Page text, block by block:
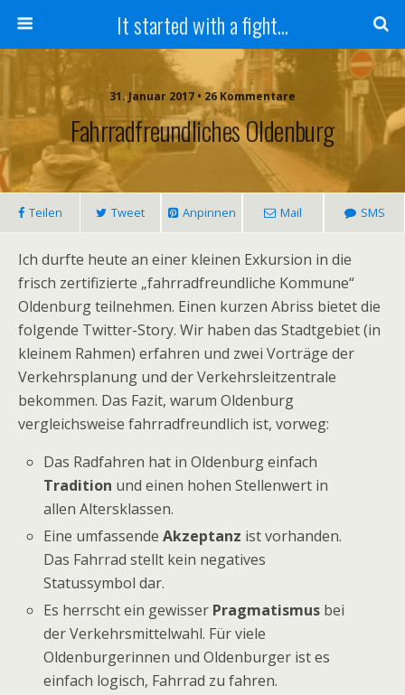
It started with a fight...
31. Januar 2017 • 26 Kommentare
Fahrradfreundliches Oldenburg
Teilen Tweet Anpinnen Mail SMS
Ich durfte heute an einer kleinen Exkursion in die
frisch zertifizierte „fahrradfreundliche Kommune“
Oldenburg teilnehmen. Einen kurzen Abriss bietet die
folgende Twitter-Story. Wir haben das Stadtgebiet (in
kleinem Rahmen) erfahren und zwei Vorträge der
Verkehrsplanung und der Verkehrsleitzentrale
bekommen. Das Fazit, warum Oldenburg
vergleichsweise fahrradfreundlich ist, vorweg:
Das Radfahren hat in Oldenburg einfach
Tradition und einen hohen Stellenwert in
allen Altersklassen.
Eine umfassendeAkzeptanz ist vorhanden.
Das Fahrrad stellt kein negatives
Statussymbol dar.
Es herrscht ein gewisser Pragmatismus bei
der Verkehrsmittelwahl. Für viele
Oldenburgerinnen und Oldenburger ist es
einfach logisch, Fahrrad zu fahren.